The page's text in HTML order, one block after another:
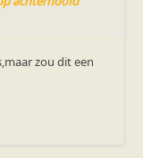
zou dit een